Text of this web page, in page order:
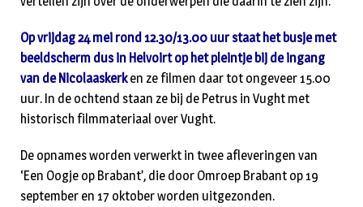
Op vrijdag 24 mei rond 12.30/13.00 uur staat het busje met
beeldscherm dus in Helvoirt op het pleintje bij de ingang
van de Nicolaaskerken ze filmen daar tot ongeveer 15.00
uur. In de ochtend staan ze bij de Petrus in Vught met
historisch filmmateriaal over Vught.
De opnames worden verwerkt in twee afleveringen van
‘Een Oogje op Brabant’, die door Omroep Brabant op 19
september en 17 oktober worden uitgezonden.